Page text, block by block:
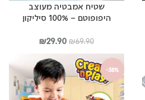
שטיח אמבטיה מעוצב
היפופוטם – 100% סיליקון
₪69.90
המחיר
היה:
₪69.90.
₪29.90
המחיר
הוא:
₪29.90.
-38%